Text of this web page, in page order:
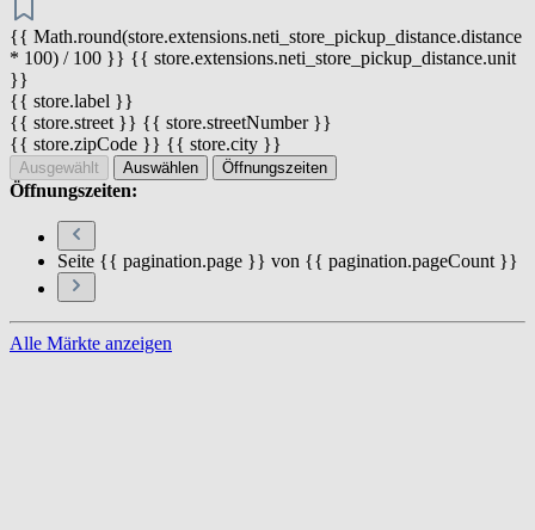
{{ Math.round(store.extensions.neti_store_pickup_distance.distance
* 100) / 100 }} {{ store.extensions.neti_store_pickup_distance.unit
}}
{{ store.label }}
{{ store.street }} {{ store.streetNumber }}
{{ store.zipCode }} {{ store.city }}
Ausgewählt Auswählen Öffnungszeiten
Öffnungszeiten:
Seite {{ pagination.page }} von {{ pagination.pageCount }}
Alle Märkte anzeigen